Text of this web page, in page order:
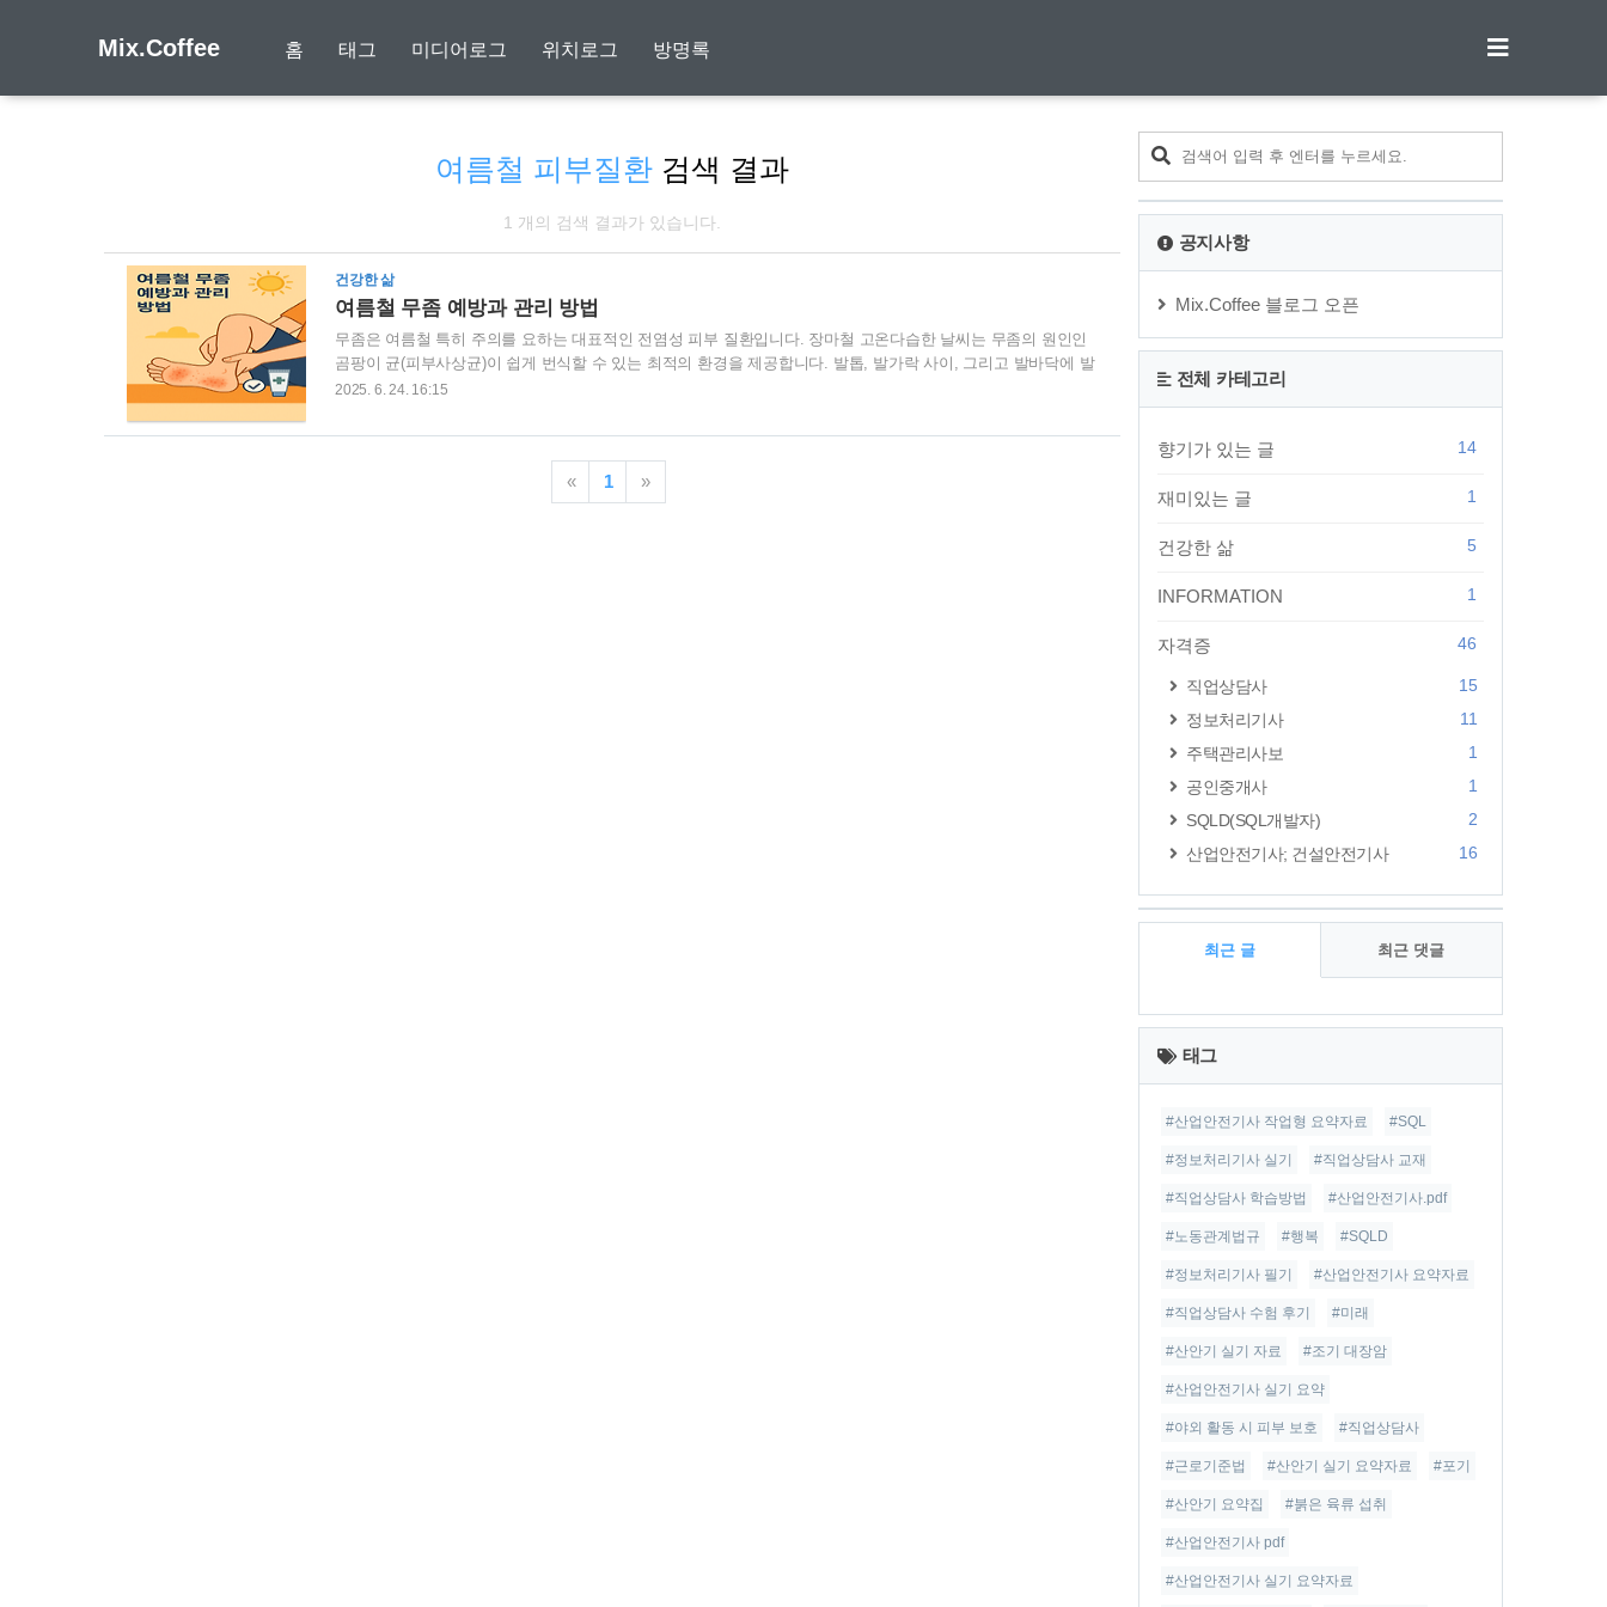
Mix.Coffee 홈 태그 미디어로그 위치로그 방명록
여름철 피부질환 검색 결과
1 개의 검색 결과가 있습니다.
건강한 삶
여름철 무좀 예방과 관리 방법
무좀은 여름철 특히 주의를 요하는 대표적인 전염성 피부 질환입니다. 장마철 고온다습한 날씨는 무좀의 원인인
곰팡이 균(피부사상균)이 쉽게 번식할 수 있는 최적의 환경을 제공합니다. 발톱, 발가락 사이, 그리고 발바닥에 발
생하기 쉬운 무좀은 대부분 불편함과 함께 악취, 가려움증 등을 동반하며 때로는 일상생활에도 큰 지장을 줄 수
환경적 요인‘무좀’이라는 단어는 우리말에서 ‘물’과 ‘좀’이 합쳐져서 만들어졌습니다. 이는 '물로 인해 서서히 영향
을 받는다'는 의미로, 실제로 습기로 인해 발병이 활발히 진행된다는 특징을 잘 나타냅니다. 무좀은 곰팡이의 일
종인 피부사상균에 의해 발생하는 감염성 질환..
2025. 6. 24. 16:15
« 1 »
공지사항
Mix.Coffee 블로그 오픈
전체 카테고리
향기가 있는 글 14
재미있는 글 1
건강한 삶 5
INFORMATION 1
자격증 46
직업상담사
15
정보처리기사
11
주택관리사보
1
공인중개사
1
SQLD(SQL개발자)
2
산업안전기사; 건설안전기사
16
최근 글 최근 댓글
최
근
글
태그
#산업안전기사 작업형 요약자료 #SQL
#정보처리기사 실기 #직업상담사 교재
#직업상담사 학습방법 #산업안전기사.pdf
#노동관계법규 #행복 #SQLD
#정보처리기사 필기 #산업안전기사 요약자료
#직업상담사 수험 후기 #미래
#산안기 실기 자료 #조기 대장암
#산업안전기사 실기 요약
#야외 활동 시 피부 보호 #직업상담사
#근로기준법 #산안기 실기 요약자료 #포기
#산안기 요약집 #붉은 육류 섭취
#산업안전기사 pdf
#산업안전기사 실기 요약자료